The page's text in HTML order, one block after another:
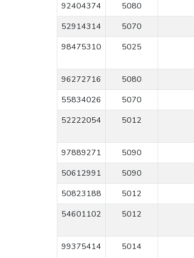
5080
92404374
5070
52914314
5025
98475310
5080
96272716
5070
55834026
5012
52222054
5090
97889271
5090
50612991
5012
50823188
5012
54601102
5014
99375414